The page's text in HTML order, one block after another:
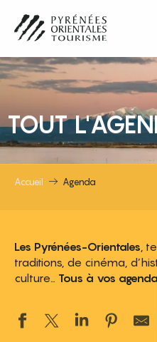
contenu
principal
TOUT
Accueil Agenda
Les Pyrénées-Orientales ,
traditions, de cinéma,
culture… Tous à vos